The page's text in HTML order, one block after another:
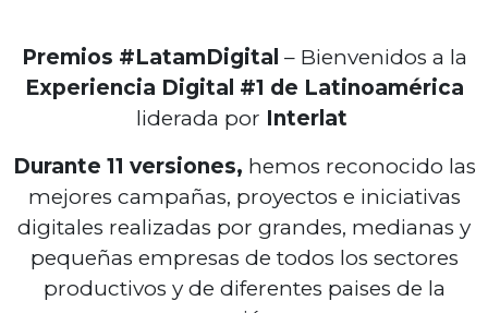
Premios #LatamDigital – Bienvenidos a la
Experiencia Digital #1 de Latinoamérica
liderada por Interlat
Durante 11 versiones, hemos reconocido las
mejores campañas, proyectos e iniciativas
digitales realizadas por grandes, medianas y
pequeñas empresas de todos los sectores
productivos y de diferentes paises de la